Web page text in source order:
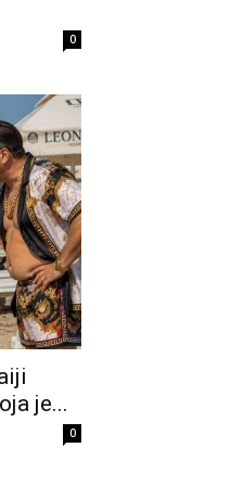
0
je...
0